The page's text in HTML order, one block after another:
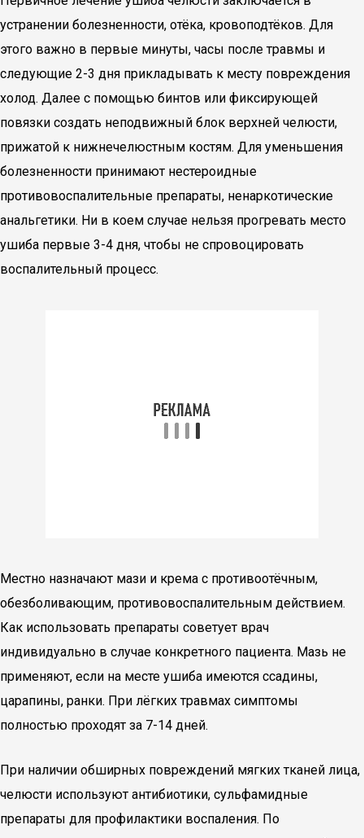
устранении болезненности, отёка, кровоподтёков. Для
этого важно в первые минуты, часы после травмы и
следующие 2-3 дня прикладывать к месту повреждения
холод. Далее с помощью бинтов или фиксирующей
повязки создать неподвижный блок верхней челюсти,
прижатой к нижнечелюстным костям. Для уменьшения
болезненности принимают нестероидные
противовоспалительные препараты, ненаркотические
анальгетики. Ни в коем случае нельзя прогревать место
ушиба первые 3-4 дня, чтобы не спровоцировать
воспалительный процесс.
Местно назначают мази и крема с противоотёчным,
обезболивающим, противовоспалительным действием.
Как использовать препараты советует врач
индивидуально в случае конкретного пациента. Мазь не
применяют, если на месте ушиба имеются ссадины,
царапины, ранки. При лёгких травмах симптомы
полностью проходят за 7-14 дней.
При наличии обширных повреждений мягких тканей лица,
челюсти используют антибиотики, сульфамидные
препараты для профилактики воспаления. По